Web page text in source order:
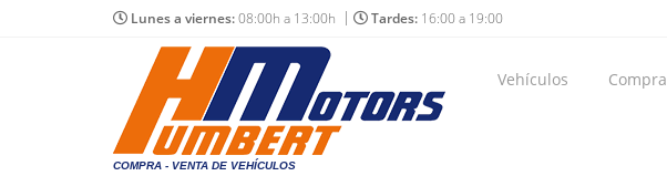
Lunes a viernes:08:00h a 13:00h Tardes: 16:00 a 19:00
COMPRA - VENTA DE VEHÍCULOS
Vehículos